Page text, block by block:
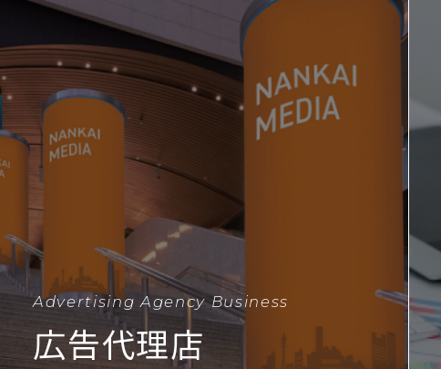
Advertising Agency Business
広告代理店